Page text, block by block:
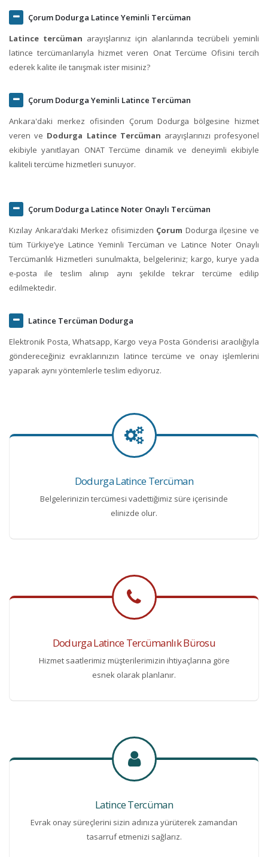
Çorum Dodurga Latince Yeminli Tercüman
Latince tercüman arayışlarınız için alanlarında tecrübeli yeminli
latince tercümanlarıyla hizmet veren Onat Tercüme Ofisini tercih
ederek kalite ile tanışmak ister misiniz?
Çorum Dodurga Yeminli Latince Tercüman
Ankara'daki merkez ofisinden Çorum Dodurga bölgesine hizmet
veren ve Dodurga Latince Tercüman arayışlarınızı profesyonel
ekibiyle yanıtlayan ONAT Tercüme dinamik ve deneyimli ekibiyle
kaliteli tercüme hizmetleri sunuyor.
Çorum Dodurga Latince Noter Onaylı Tercüman
Kızılay Ankara‘daki Merkez ofisimizden Çorum Dodurga ilçesine ve
tüm Türkiye’ye Latince Yeminli Tercüman ve Latince Noter Onaylı
Tercümanlık Hizmetleri sunulmakta, belgeleriniz; kargo, kurye yada
e-posta ile teslim alınıp aynı şekilde tekrar tercüme edilip
edilmektedir.
Latince Tercüman Dodurga
Elektronik Posta, Whatsapp, Kargo veya Posta Gönderisi aracılığıyla
göndereceğiniz evraklarınızın latince tercüme ve onay işlemlerini
yaparak aynı yöntemlerle teslim ediyoruz.
Dodurga Latince Tercüman
Belgelerinizin tercümesi vadettiğimiz süre içerisinde
elinizde olur.
Dodurga Latince Tercümanlık Bürosu
Hizmet saatlerimiz müşterilerimizin ihtiyaçlarına göre
esnek olarak planlanır.
Latince Tercüman
Evrak onay süreçlerini sizin adınıza yürüterek zamandan
tasarruf etmenizi sağlarız.